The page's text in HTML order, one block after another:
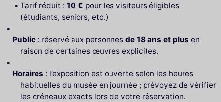
Tarif réduit : 10 € pour les visiteurs éligibles
(étudiants, seniors, etc.)
Public : réservé aux personnesde 18 ans et plus en
raison de certaines œuvres explicites.
Horaires : l’exposition est ouverte selon les heures
habituelles du musée en journée ; prévoyez de vérifier
les créneaux exacts lors de votre réservation.